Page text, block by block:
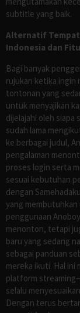
subtitle yang baik.
Alternatif
Indonesia dan
Bagi banyak
rujukan ketika ingin
tontonan yang
untuk menyajikan
dijelajahi oleh siapa
sudah lama
ke berbagai judul,
pengalaman
proses login serta
sesuai kebutuhan
dengan
yang
penggunaan
menonton, tetapi
baru yang sedang
sebagai panduan
mereka ikuti. Hal ini
platform
selalu
Dengan terus